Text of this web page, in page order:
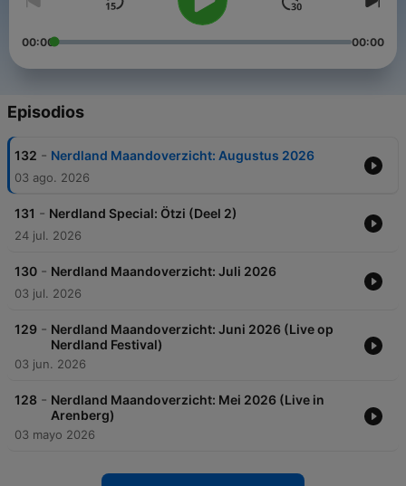
00:00 00:00
Episodios
132 - Nerdland Maandoverzicht: Augustus 2026
03 ago. 2026
131 - Nerdland Special: Ötzi (Deel 2)
24 jul. 2026
130 - Nerdland Maandoverzicht: Juli 2026
03 jul. 2026
129 - Nerdland Maandoverzicht: Juni 2026 (Live op
Nerdland Festival)
03 jun. 2026
128 - Nerdland Maandoverzicht: Mei 2026 (Live in
Arenberg)
03 mayo 2026